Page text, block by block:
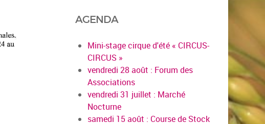
AGENDA
Mini-stage cirque d'été « CIRCUS-
CIRCUS »
vendredi 28 août : Forum des
Associations
vendredi 31 juillet : Marché
Nocturne
samedi 15 août : Course de Stock